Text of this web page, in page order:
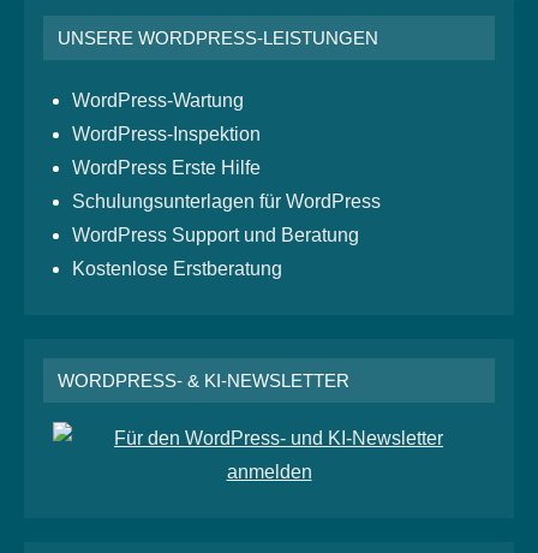
UNSERE WORDPRESS-LEISTUNGEN
WordPress-Wartung
WordPress-Inspektion
WordPress Erste Hilfe
Schulungsunterlagen für WordPress
WordPress Support und Beratung
Kostenlose Erstberatung
WORDPRESS- & KI-NEWSLETTER